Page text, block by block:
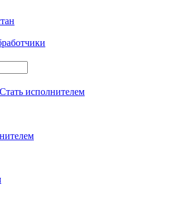
Стать исполнителем